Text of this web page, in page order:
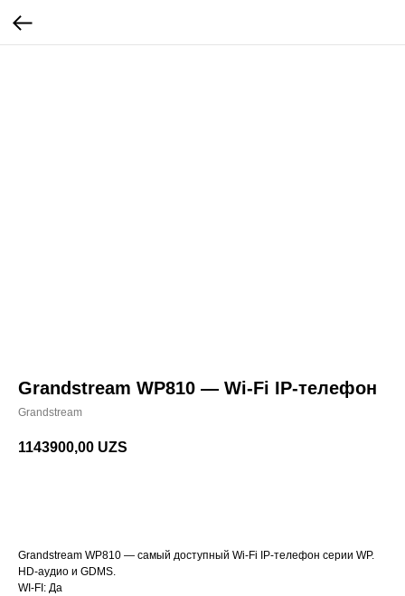
Grandstream WP810 — Wi-Fi IP-телефон
Grandstream
1143900,00 UZS
Grandstream WP810 — самый доступный Wi-Fi IP-телефон серии WP.
HD-аудио и GDMS.
WI-FI: Да